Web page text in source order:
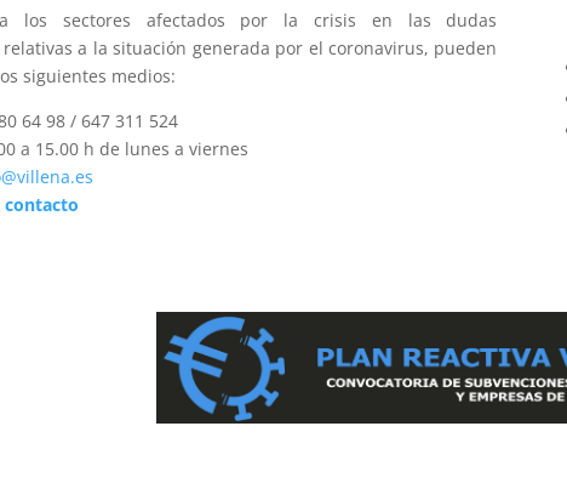
los sectores afectados por la crisis en las dudas
a la situación generada por el coronavirus, pueden
siguientes medios:
64 98 / 647 311 524
a 15.00 h de lunes a viernes
contacto